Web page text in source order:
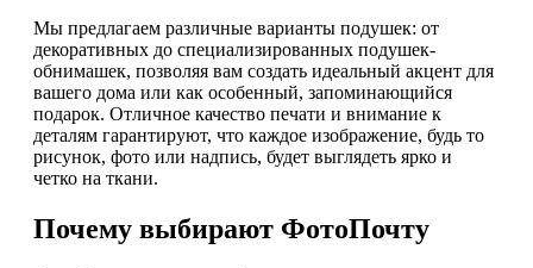
Мы предлагаем различные варианты подушек: от
декоративных до специализированных подушек-
обнимашек, позволяя вам создать идеальный акцент для
вашего дома или как особенный, запоминающийся
подарок. Отличное качество печати и внимание к
деталям гарантируют, что каждое изображение, будь то
рисунок, фото или надпись, будет выглядеть ярко и
четко на ткани.
Почему выбирают ФотоПочту